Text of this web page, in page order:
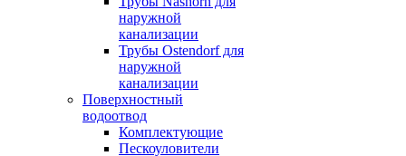
наружной
канализации
Трубы Ostendorf для
наружной
канализации
Поверхностный
водоотвод
Комплектующие
Пескоуловители